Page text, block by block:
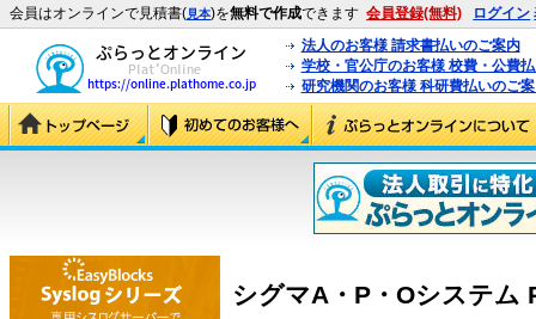
会員はオンラインで見積書(見本)を無料で作成できます 会員登録(無料) ログイン
法人のお客様 請求書払いのご案内
学校・官公庁のお客様 校費・公費
研究機関のお客様 科研費払いのご
シグマA・P・Oシステム